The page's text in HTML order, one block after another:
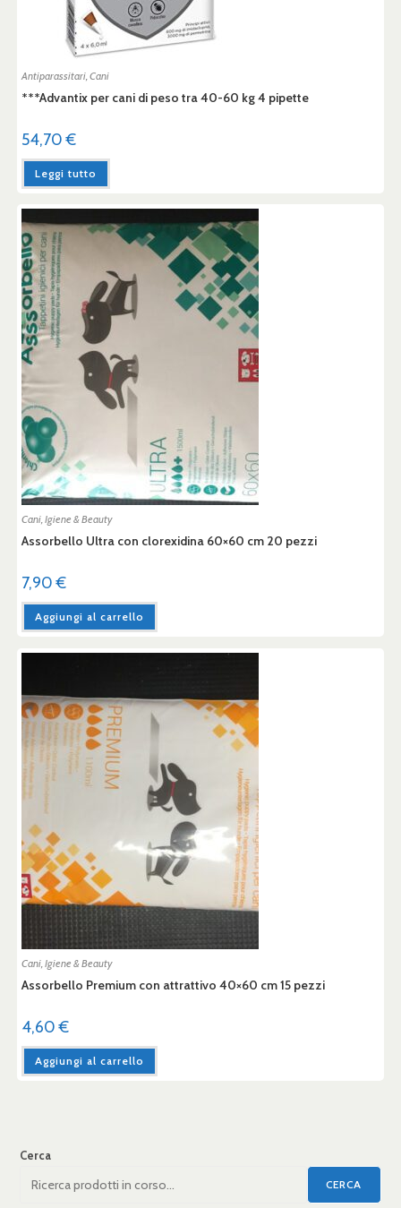
Antiparassitari, Cani
***Advantix per cani di peso tra 40-60 kg 4 pipette
54,70€
Leggi tutto
Cani,Igiene & Beauty
Assorbello Ultra con clorexidina 60×60 cm 20 pezzi
7,90€
Aggiungi al carrello
Cani, Igiene & Beauty
Assorbello Premium con attrattivo 40×60 cm 15 pezzi
4,60€
Aggiungi al carrello
Cerca
CERCA